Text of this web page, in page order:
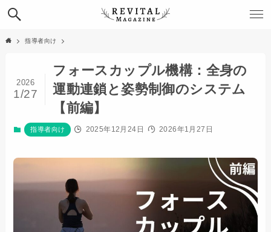
指導者向け
フォースカップル機構：全身の
運動連鎖と姿勢制御のシステム
【前編】
2026
1/27
指導者向け 2025年12月24日 2026年1月27日